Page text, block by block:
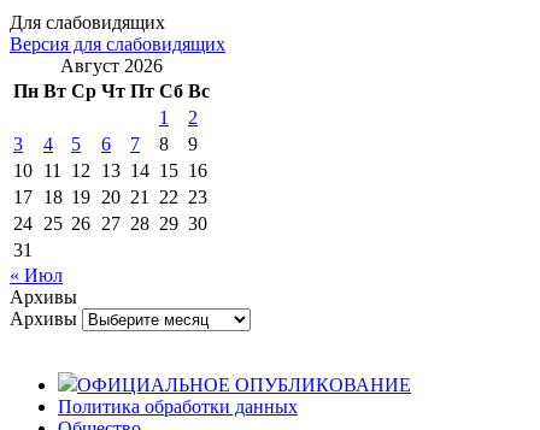
Для слабовидящих
Версия для слабовидящих
Август 2026
Пн Вт Ср Чт Пт Сб Вс
1
2
3
4 5 6 7 8
9
10 11 12 13 14 15 16
17 18 19 20 21 22 23
24 25 26 27 28 29 30
31
« Июл
Архивы
Архивы
ОФИЦИАЛЬНОЕ ОПУБЛИКОВАНИЕ
Политика обработки данных